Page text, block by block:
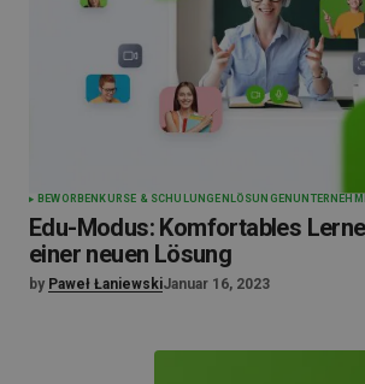
BEWORBEN KURSE & SCHULUNGEN LÖSUNGEN
Edu-Modus: Komfortables
einer neuen Lösung
by Paweł ŁaniewskiJanuar 16, 2023